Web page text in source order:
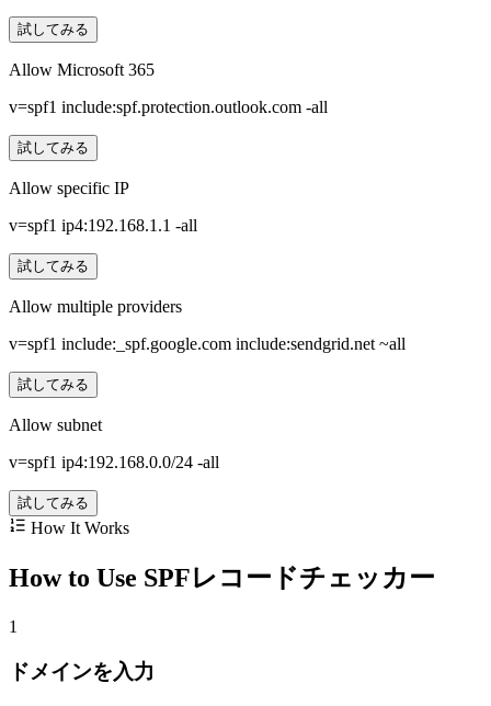
試してみる
Allow Microsoft 365
v=spf1 include:spf.protection.outlook.com -all
試してみる
Allow specific IP
v=spf1 ip4:192.168.1.1 -all
試してみる
Allow multiple providers
v=spf1 include:_spf.google.com include:sendgrid.net ~all
試してみる
Allow subnet
v=spf1 ip4:192.168.0.0/24 -all
試してみる
How It Works
How to Use SPFレコードチェッカー
1
ドメインを入力